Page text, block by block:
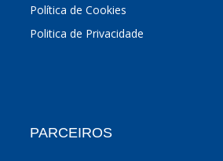
Política de Cookies
Politica de Privacidade
PARCEIROS